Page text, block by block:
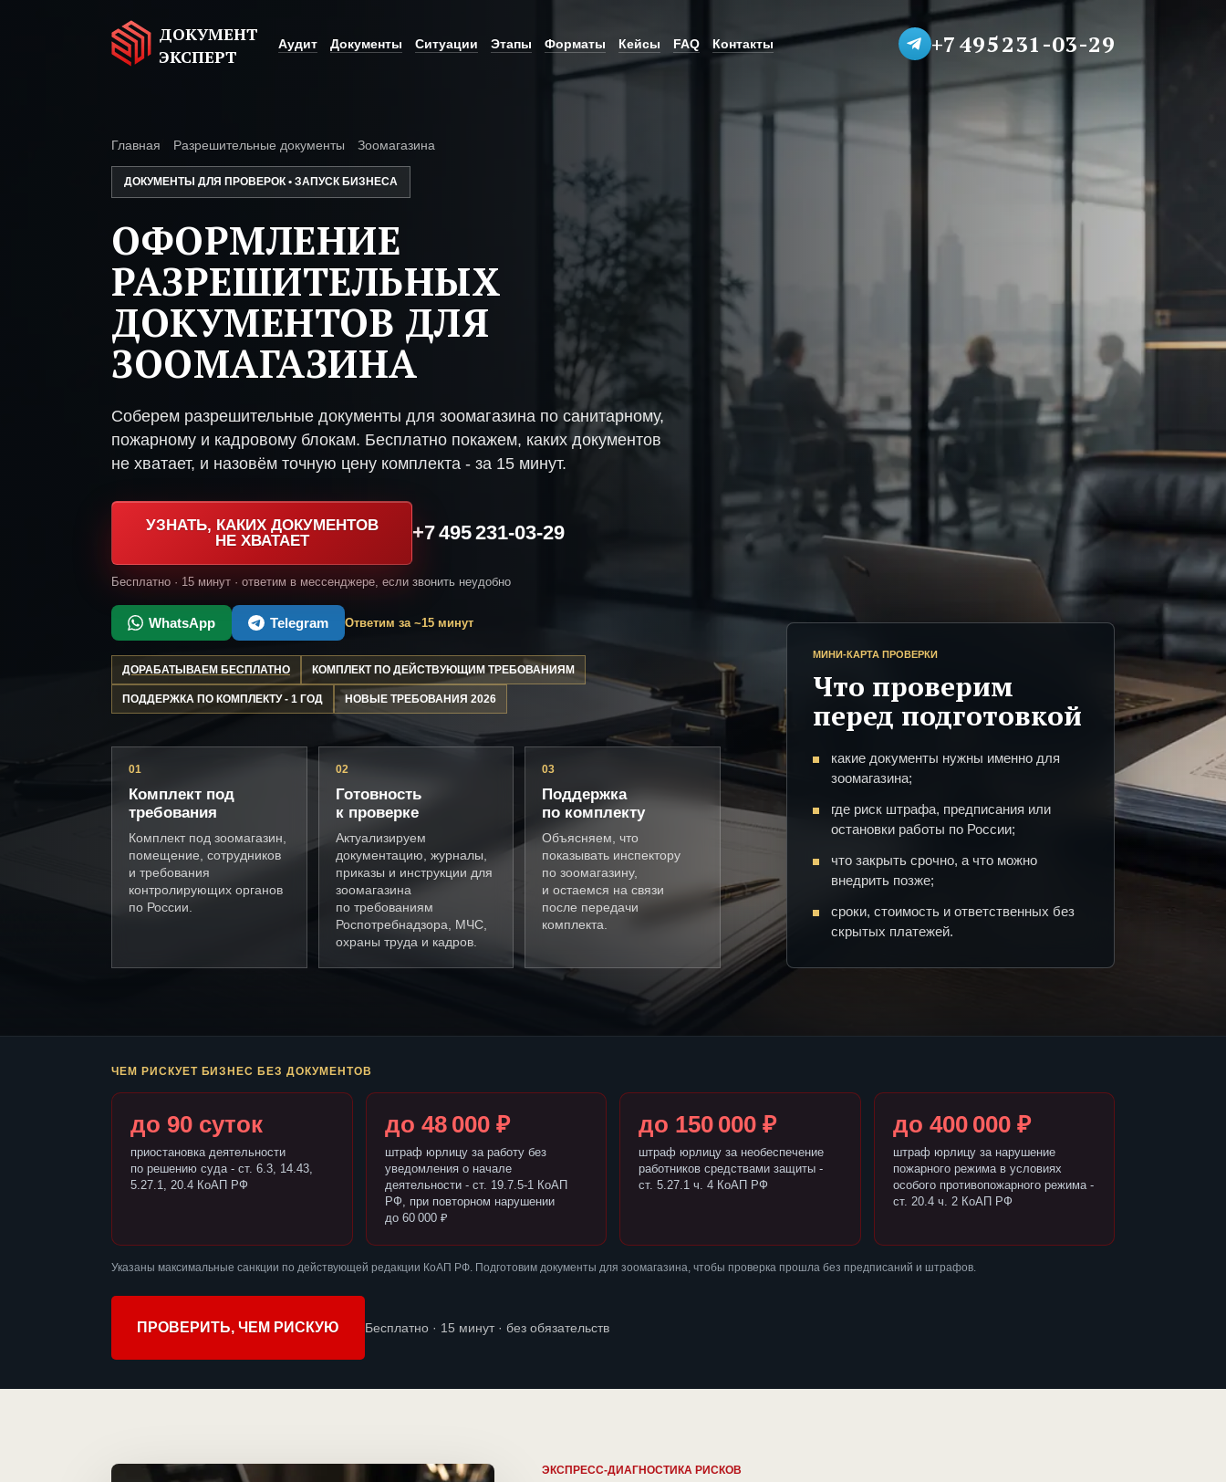
ДОКУМЕНТ
ЭКСПЕРТ
Аудит Документы Ситуации Этапы Форматы Кейсы FAQ Контакты +7 495 231-03-29
Главная Разрешительные документы Зоомагазина
ДОКУМЕНТЫ ДЛЯ ПРОВЕРОК • ЗАПУСК БИЗНЕСА
ОФОРМЛЕНИЕ
РАЗРЕШИТЕЛЬНЫХ
ДОКУМЕНТОВ ДЛЯ
ЗООМАГАЗИНА
Соберем разрешительные документы для зоомагазина по санитарному,
пожарному и кадровому блокам. Бесплатно покажем, каких документов
не хватает, и назовём точную цену комплекта - за 15 минут.
УЗНАТЬ, КАКИХ ДОКУМЕНТОВ
НЕ ХВАТАЕТ
+7 495 231-03-29
Бесплатно · 15 минут · ответим в мессенджере, если звонить неудобно
WhatsApp Telegram Ответим за ~15 минут
ДОРАБАТЫВАЕМ БЕСПЛАТНО КОМПЛЕКТ ПО ДЕЙСТВУЮЩИМ ТРЕБОВАНИЯМ
ПОДДЕРЖКА ПО КОМПЛЕКТУ - 1 ГОД НОВЫЕ ТРЕБОВАНИЯ 2026
01
Комплект под
требования
Комплект под зоомагазин,
помещение, сотрудников
и требования
контролирующих органов
по России.
02
Готовность
к проверке
Актуализируем
документацию, журналы,
приказы и инструкции для
зоомагазина
по требованиям
Роспотребнадзора, МЧС,
охраны труда и кадров.
03
Поддержка
по комплекту
Объясняем, что
показывать инспектору
по зоомагазину,
и остаемся на связи
после передачи
комплекта.
МИНИ-КАРТА ПРОВЕРКИ
Что проверим
перед подготовкой
какие документы нужны именно для
зоомагазина;
где риск штрафа, предписания или
остановки работы по России;
что закрыть срочно, а что можно
внедрить позже;
сроки, стоимость и ответственных без
скрытых платежей.
ЧЕМ РИСКУЕТ БИЗНЕС БЕЗ ДОКУМЕНТОВ
до 90 суток
приостановка деятельности
по решению суда - ст. 6.3, 14.43,
5.27.1, 20.4 КоАП РФ
до 48 000 ₽
штраф юрлицу за работу без
уведомления о начале
деятельности - ст. 19.7.5-1 КоАП
РФ, при повторном нарушении
до 60 000 ₽
до 150 000 ₽
штраф юрлицу за необеспечение
работников средствами защиты -
ст. 5.27.1 ч. 4 КоАП РФ
до 400 000 ₽
штраф юрлицу за нарушение
пожарного режима в условиях
особого противопожарного режима -
ст. 20.4 ч. 2 КоАП РФ
Указаны максимальные санкции по действующей редакции КоАП РФ. Подготовим документы для зоомагазина, чтобы проверка прошла без предписаний и штрафов.
ПРОВЕРИТЬ, ЧЕМ РИСКУЮ Бесплатно · 15 минут · без обязательств
ЭКСПРЕСС-ДИАГНОСТИКА РИСКОВ